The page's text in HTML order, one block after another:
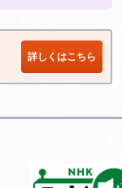
詳しくはこちら